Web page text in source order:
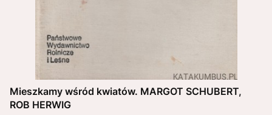
Mieszkamy wśród kwiatów. MARGOT SCHUBERT,
ROB HERWIG